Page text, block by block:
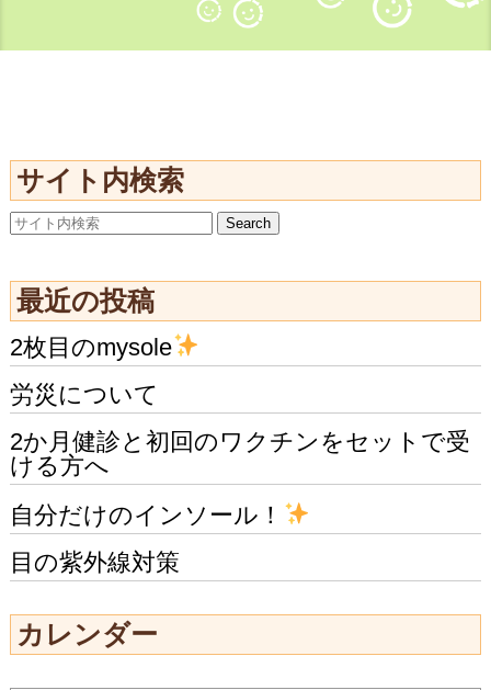
サイト内検索
最近の投稿
2枚目のmysole
労災について
2か月健診と初回のワクチンをセットで受
ける方へ
自分だけのインソール！
目の紫外線対策
カレンダー